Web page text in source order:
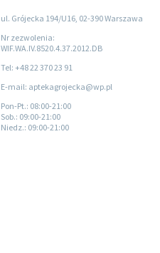
ul. Grójecka 194/U16, 02-390 Warszawa
Nr zezwolenia:
WIF.WA.IV.8520.4.37.2012.DB
Tel: +48 22 370 23 91
E-mail: aptekagrojecka@wp.pl
Pon-Pt.: 08:00-21:00
Sob.: 09:00-21:00
Niedz.: 09:00-21:00